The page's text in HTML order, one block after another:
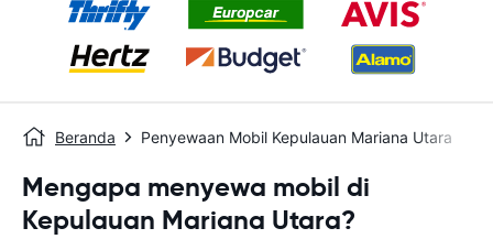
Beranda Penyewaan Mobil Kepulauan Mariana Utara
Mengapa menyewa mobil di
Kepulauan Mariana Utara?